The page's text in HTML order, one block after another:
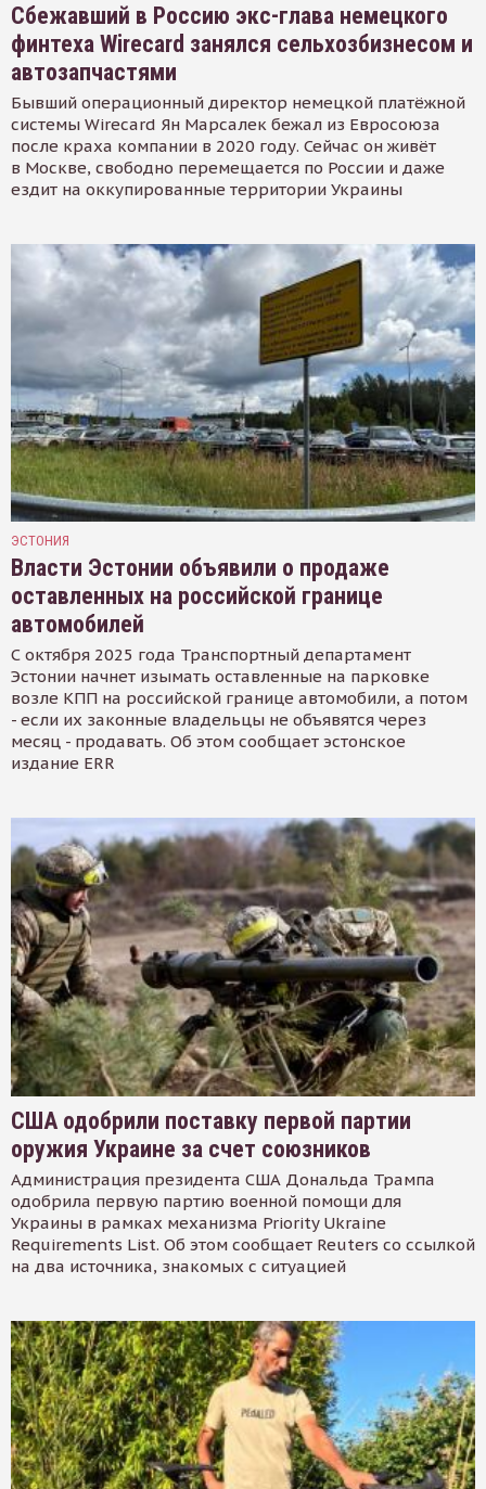
Сбежавший в Россию экс-глава немецкого
финтеха Wirecard занялся сельхозбизнесом и
автозапчастями
Бывший операционный директор немецкой платёжной
системы Wirecard Ян Марсалек бежал из Евросоюза
после краха компании в 2020 году. Сейчас он живёт
в Москве, свободно перемещается по России и даже
ездит на оккупированные территории Украины
ЭСТОНИЯ
Власти Эстонии объявили о продаже
оставленных на российской границе
автомобилей
С октября 2025 года Транспортный департамент
Эстонии начнет изымать оставленные на парковке
возле КПП на российской границе автомобили, а потом
- если их законные владельцы не объявятся через
месяц - продавать. Об этом сообщает эстонское
издание ERR
США одобрили поставку первой партии
оружия Украине за счет союзников
Администрация президента США Дональда Трампа
одобрила первую партию военной помощи для
Украины в рамках механизма Priority Ukraine
Requirements List. Об этом сообщает Reuters со ссылкой
на два источника, знакомых с ситуацией